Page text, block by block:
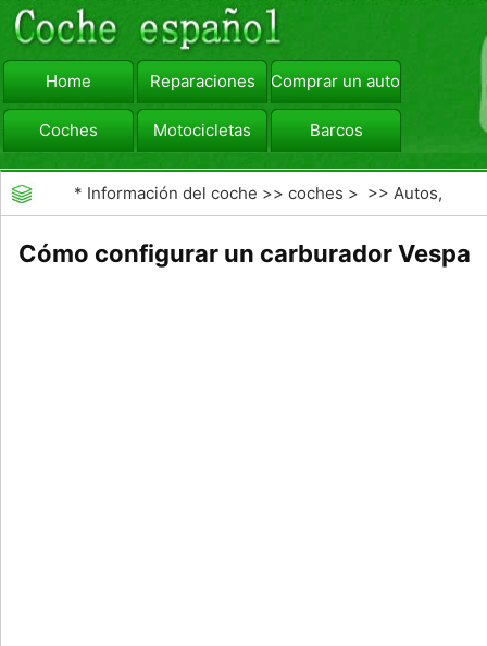
Home Reparaciones Comprar un automóvil
Coches Motocicletas Barcos
viajar Camiones
* Información del coche >>coches > >>Autos,
Cómo configurar un carburador Vespa